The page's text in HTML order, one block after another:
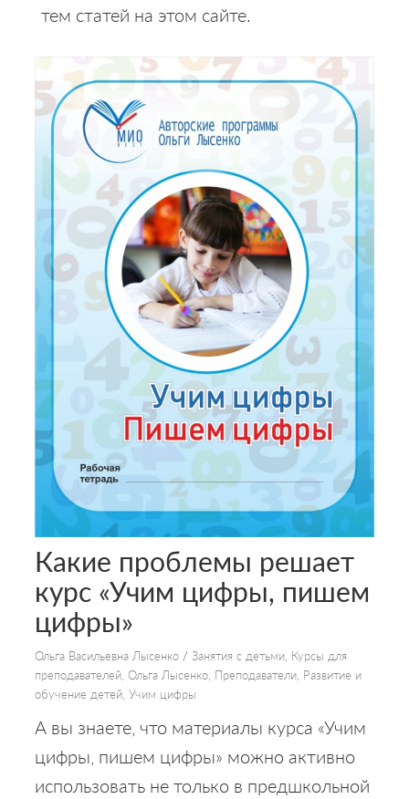
тем статей на этом сайте.
Какие проблемы решает
курс «Учим цифры, пишем
цифры»
Ольга Васильевна Лысенко/ Занятия с детьми, Курсы для
преподавателей, Ольга Лысенко, Преподаватели, Развитие и
обучение детей, Учим цифры
А вы знаете, что материалы курса «Учим
цифры, пишем цифры» можно активно
использовать не только в предшкольной